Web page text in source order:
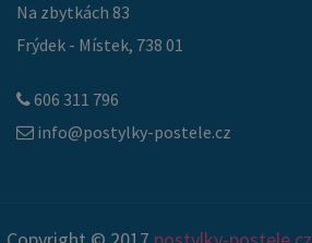
Na zbytkách 83
Frýdek - Místek, 738 01
606 311 796
info@postylky-postele.cz